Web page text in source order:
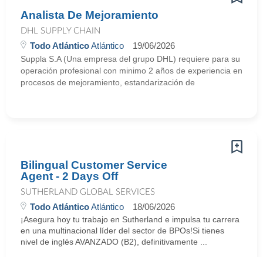
Analista De Mejoramiento
DHL SUPPLY CHAIN
Todo AtlánticoAtlántico 19/06/2026
Suppla S.A (Una empresa del grupo DHL) requiere para su
operación profesional con minimo 2 años de experiencia en
procesos de mejoramiento, estandarización de
Bilingual Customer Service
Agent - 2 Days Off
SUTHERLAND GLOBAL SERVICES
Todo AtlánticoAtlántico 18/06/2026
¡Asegura hoy tu trabajo en Sutherland e impulsa tu carrera
en una multinacional líder del sector de BPOs!Si tienes
nivel de inglés AVANZADO (B2), definitivamente ...